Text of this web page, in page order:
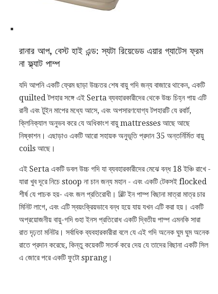
রানার আপ, বেস্ট হাই এন্ড: স্যটা রিয়েডেড এয়ার গ্যাটেস ফ্রম
না ফ্ল্যাট পাম্প
যদি আপনি একটি ফ্রেম ছাড়া উচ্চতর শেষ বায়ু গদি জন্য বাজারে থাকেন, একটি
quilted টপহার সঙ্গে এই Serta ব্যবহারকারীদের থেকে উচ্চ চিহ্ন পায় এটি
রানী এবং টুইন মাপের মধ্যে আসে, এবং অপসারণযোগ্য টপহারটি যে রবার্ট,
ক্লিনিক্যাল অনুভব করে যে অধিকাংশ বায়ু mattresses আছে আছে
নিষ্কাশন। এছাড়াও একটি আরো সহায়ক অনুভূতি প্রদান 35 অন্তর্নির্মিত বায়ু
coils আছে।
এই Serta একটি ডবল উচ্চ গদি যা ব্যবহারকারীদের মেঝে বন্ধ 18 ইঞ্চি রাখে -
যারা খুব দূরে নিচে stoop না চান জন্য মহান - এবং একটি টেকসই flocked
শীর্ষ যে পাচক হয়- এবং জল প্রতিরোধী। বিল্ট ইন পাম্প বিছানা মাত্রা মাত্র চার
মিনিট লাগে, এবং এটি স্বয়ংক্রিয়ভাবে বন্ধ হয়ে যায় যখন এটি করা হয়। একটি
অপ্রয়োজনীয় বায়ু-গদি গুহা ইনস প্রতিরোধ একটি দ্বিতীয় পাম্প এমনকি সারা
রাত দৃঢ়তা মনিটর। সর্বাধিক ব্যবহারকারীরা বলে যে এই গদি অনেক ঘুম ঘুম অনেক
রাতে প্রদান করেছে, কিন্তু কয়েকটি সতর্ক করে দেয় যে তাদের বিছানা একটি সিল
এ জোরে পরে একটি ফুটো sprang।